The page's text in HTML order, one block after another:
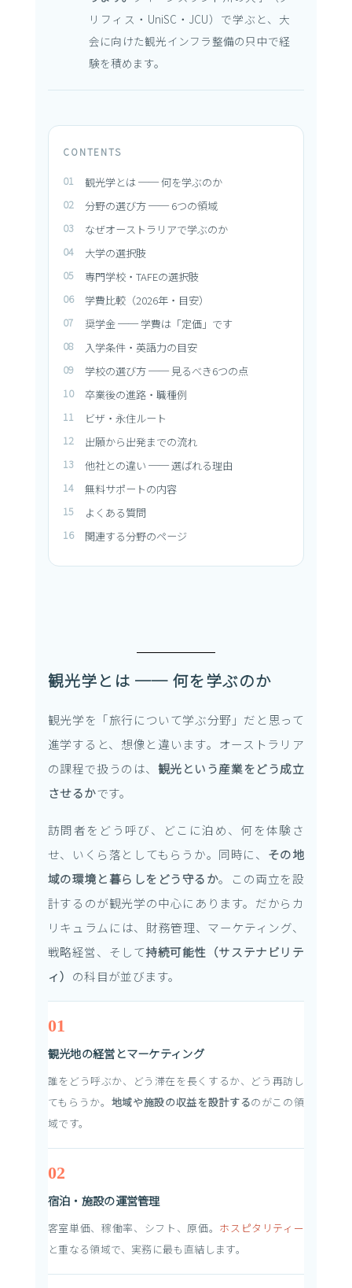
リフィス・UniSC・JCU）で学ぶと、大
会に向けた観光インフラ整備の只中で経
験を積めます。
CONTENTS
観光学とは ── 何を学ぶのか
分野の選び方 ── 6つの領域
なぜオーストラリアで学ぶのか
大学の選択肢
専門学校・TAFEの選択肢
学費比較（2026年・目安）
奨学金 ── 学費は「定価」です
入学条件・英語力の目安
学校の選び方 ── 見るべき6つの点
卒業後の進路・職種例
ビザ・永住ルート
出願から出発までの流れ
他社との違い ── 選ばれる理由
無料サポートの内容
よくある質問
関連する分野のページ
観光学とは ── 何を学ぶのか
観光学を「旅行について学ぶ分野」だと思って
進学すると、想像と違います。オーストラリア
の課程で扱うのは、 観光という産業をどう成立
させるかです。
訪問者をどう呼び、どこに泊め、何を体験さ
せ、いくら落としてもらうか。同時に、 その地
域の環境と暮らしをどう守るか。この両立を設
計するのが観光学の中心にあります。だからカ
リキュラムには、財務管理、マーケティング、
戦略経営、そして持続可能性（サステナビリテ
ィ） の科目が並びます。
01
観光地の経営とマーケティング
誰をどう呼ぶか、どう滞在を長くするか、どう再訪し
てもらうか。 地域や施設の収益を設計するのがこの領
域です。
02
宿泊・施設の運営管理
客室単価、稼働率、シフト、原価。 ホスピタリティー
と重なる領域で、実務に最も直結します。